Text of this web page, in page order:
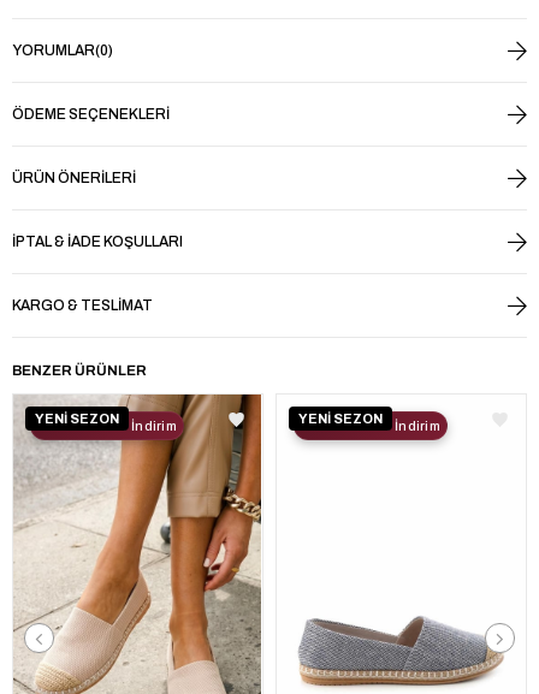
YORUMLAR(0)
ÖDEME SEÇENEKLERI
ÜRÜN ÖNERILERI
İPTAL & İADE KOŞULLARI
KARGO & TESLIMAT
BENZER ÜRÜNLER
YENİ SEZON
2. Ürüne %30 İndirim YENİ SEZON
2. Ürüne %30 İndirim